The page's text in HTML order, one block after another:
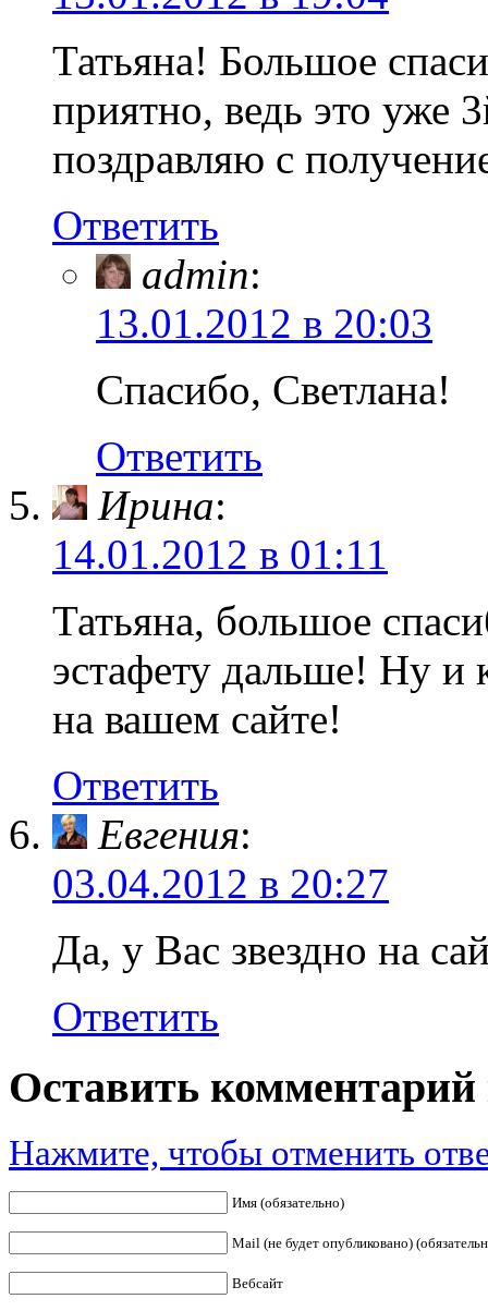
Татьяна! Большое
приятно, ведь это уже
поздравляю с
Ответить
admin:
13.01.2012 в 20:03
Спасибо, Светлана!
Ответить
Ирина:
14.01.2012 в 01:11
Татьяна, большое
эстафету дальше! Ну
на вашем сайте!
Ответить
Евгения:
03.04.2012 в 20:27
Да, у Вас звездно на
Ответить
Оставить
Нажмите, чтобы отменить
Имя (обязательно)
Mail (не будет опубликовано)
Вебсайт